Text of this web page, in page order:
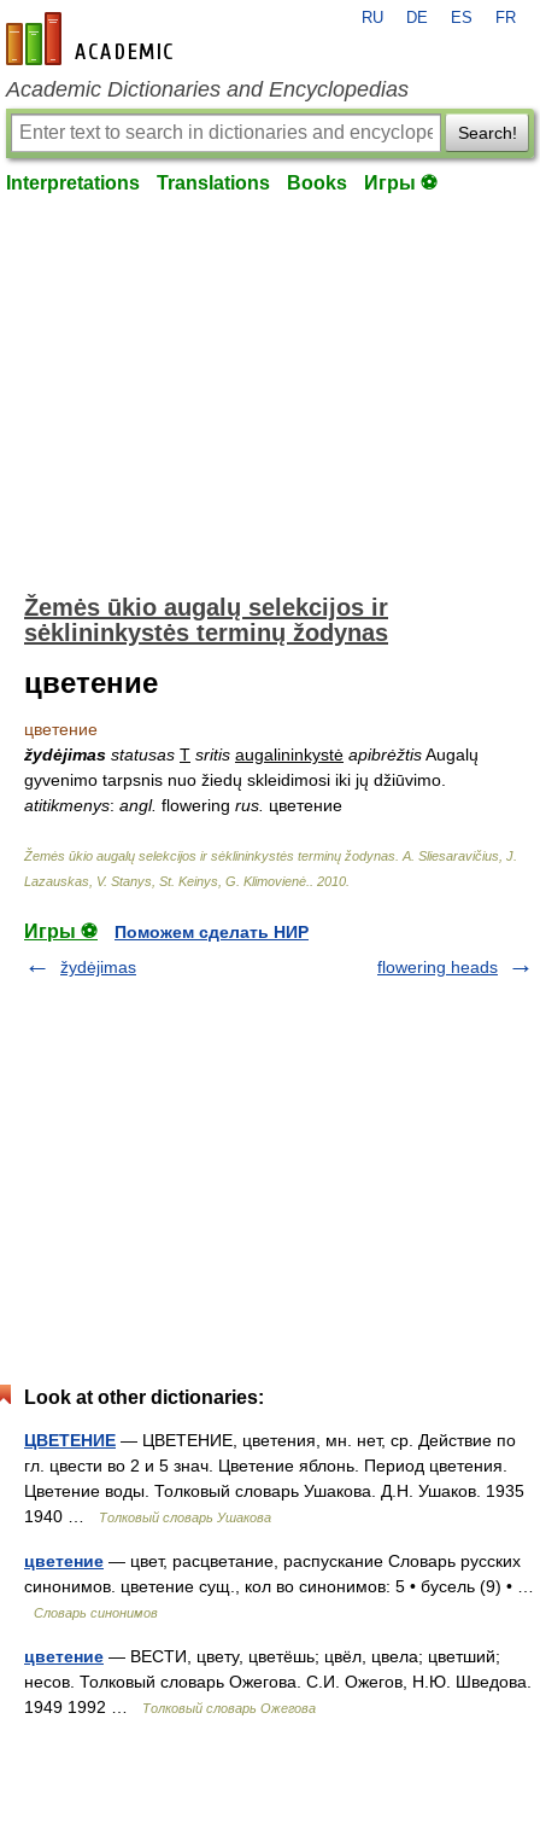
en-academic.com
RU DE ES FR
Academic Dictionaries and Encyclopedias
Search!
Interpretations Translations Books Игры ⚽
Žemės ūkio augalų selekcijos ir
sėklininkystės terminų žodynas
цветение
цветение
žydėjimas statusas T sritis augalininkystė apibrėžtisAugalų
gyvenimo tarpsnis nuo žiedų skleidimosi iki jų džiūvimo.
atitikmenys: angl. flowering rus. цветение
Žemės ūkio augalų selekcijos ir sėklininkystės terminų žodynas A. Sliesaravičius, J.
Lazauskas, V. Stanys, St. Keinys, G. Klimovienė.
2010
Игры ⚽
Поможем сделать НИР
žydėjimas
flowering heads
Look at other dictionaries:
ЦВЕТЕНИЕ — ЦВЕТЕНИЕ, цветения, мн. нет, ср. Действие по
гл. цвести во 2 и 5 знач. Цветение яблонь. Период цветения.
Цветение воды. Толковый словарь Ушакова. Д.Н. Ушаков. 1935
1940 …
Толковый словарь Ушакова
цветение — цвет, расцветание, распускание Словарь русских
синонимов. цветение сущ., кол во синонимов: 5 • бусель (9) • …
Словарь синонимов
цветение — ВЕСТИ, цвету, цветёшь; цвёл, цвела; цветший;
несов. Толковый словарь Ожегова. С.И. Ожегов, Н.Ю. Шведова.
1949 1992 …
Толковый словарь Ожегова